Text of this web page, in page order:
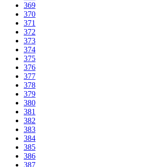
369
370
371
372
373
374
375
376
377
378
379
380
381
382
383
384
385
386
387